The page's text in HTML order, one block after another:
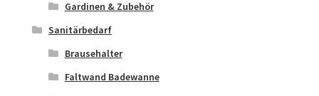
Gardinen & Zubehör
Sanitärbedarf
Brausehalter
Faltwand Badewanne